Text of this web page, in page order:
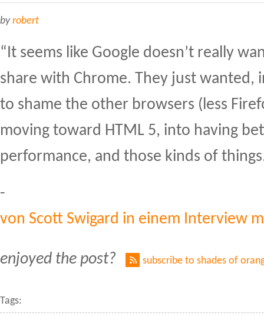
byrobert
“It seems like Google doesn’t really
share with Chrome. They just wanted,
to shame the other browsers (less
moving toward HTML 5, into having
performance, and those kinds of
-
von Scott Swigard in einem Interview
enjoyed the post? subscribe to shades of
Tags: